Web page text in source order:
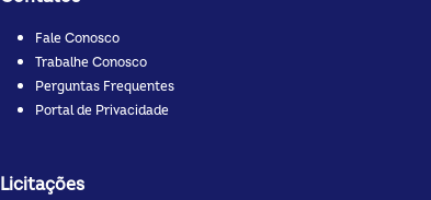
Fale Conosco
Trabalhe Conosco
Perguntas Frequentes
Portal de Privacidade
Licitações